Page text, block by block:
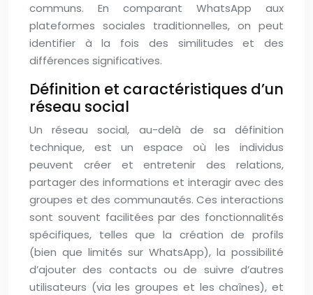
communs. En comparant WhatsApp aux
plateformes sociales traditionnelles, on peut
identifier à la fois des similitudes et des
différences significatives.
Définition et caractéristiques d’un
réseau social
Un réseau social, au-delà de sa définition
technique, est un espace où les individus
peuvent créer et entretenir des relations,
partager des informations et interagir avec des
groupes et des communautés. Ces interactions
sont souvent facilitées par des fonctionnalités
spécifiques, telles que la création de profils
(bien que limités sur WhatsApp), la possibilité
d’ajouter des contacts ou de suivre d’autres
utilisateurs (via les groupes et les chaînes), et